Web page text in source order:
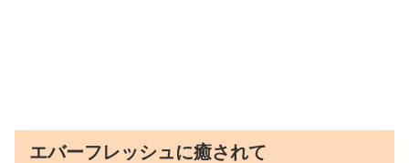
エバーフレッシュに癒されて